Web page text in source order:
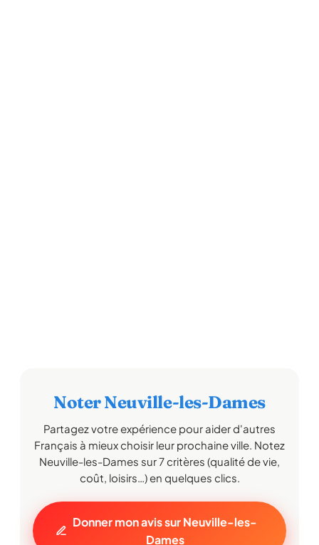
Noter Neuville-les-Dames
Partagez votre expérience pour aider d'autres
Français à mieux choisir leur prochaine ville. Notez
Neuville-les-Dames sur 7 critères (qualité de vie,
coût, loisirs…) en quelques clics.
Donner mon avis sur Neuville-les-
Dames